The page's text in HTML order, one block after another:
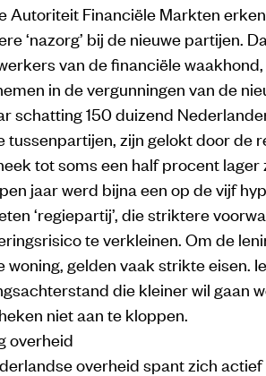
Autoriteit Financiële Markten
‘nazorg’ bij de nieuwe partijen.
van de financiële
in de vergunningen van de
schatting 150 duizend
tussenpartijen, zijn gelokt door de
tot soms een half procent
jaar werd bijna een op de vijf
‘regiepartij’, die striktere
te verkleinen. Om de
woning, gelden vaak strikte eisen.
die kleiner wil gaan
niet aan te kloppen.
overheid
overheid spant zich